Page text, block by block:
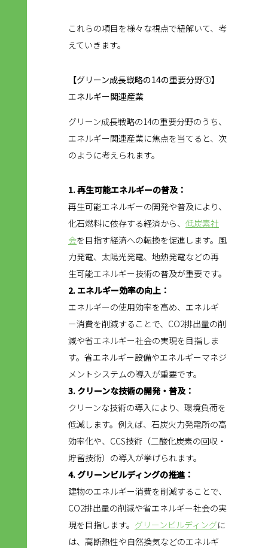
これらの項目を様々な視点で紐解いて、考
えていきます。
【グリーン成長戦略の14の重要分野①】
エネルギー関連産業
グリーン成長戦略の14の重要分野のうち、
エネルギー関連産業に焦点を当てると、次
のように考えられます。
1. 再生可能エネルギーの普及：
再生可能エネルギーの開発や普及により、
化石燃料に依存する経済から、 低炭素社
会を目指す経済への転換を促進します。風
力発電、太陽光発電、地熱発電などの再
生可能エネルギー技術の普及が重要です。
2. エネルギー効率の向上：
エネルギーの使用効率を高め、エネルギ
ー消費を削減することで、CO2排出量の削
減や省エネルギー社会の実現を目指しま
す。省エネルギー設備やエネルギーマネジ
メントシステムの導入が重要です。
3. クリーンな技術の開発・普及：
クリーンな技術の導入により、環境負荷を
低減します。例えば、石炭火力発電所の高
効率化や、CCS技術（二酸化炭素の回収・
貯留技術）の導入が挙げられます。
4. グリーンビルディングの推進：
建物のエネルギー消費を削減することで、
CO2排出量の削減や省エネルギー社会の実
現を目指します。 グリーンビルディングに
は、高断熱性や自然換気などのエネルギ